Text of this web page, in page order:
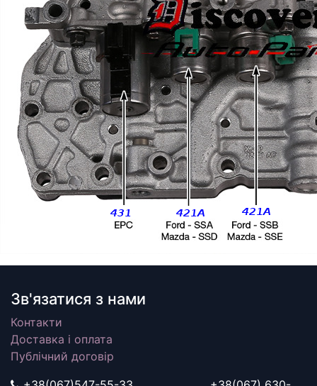
Зв'язатися з нами
Контакти
Доставка і оплата
Публічний договір